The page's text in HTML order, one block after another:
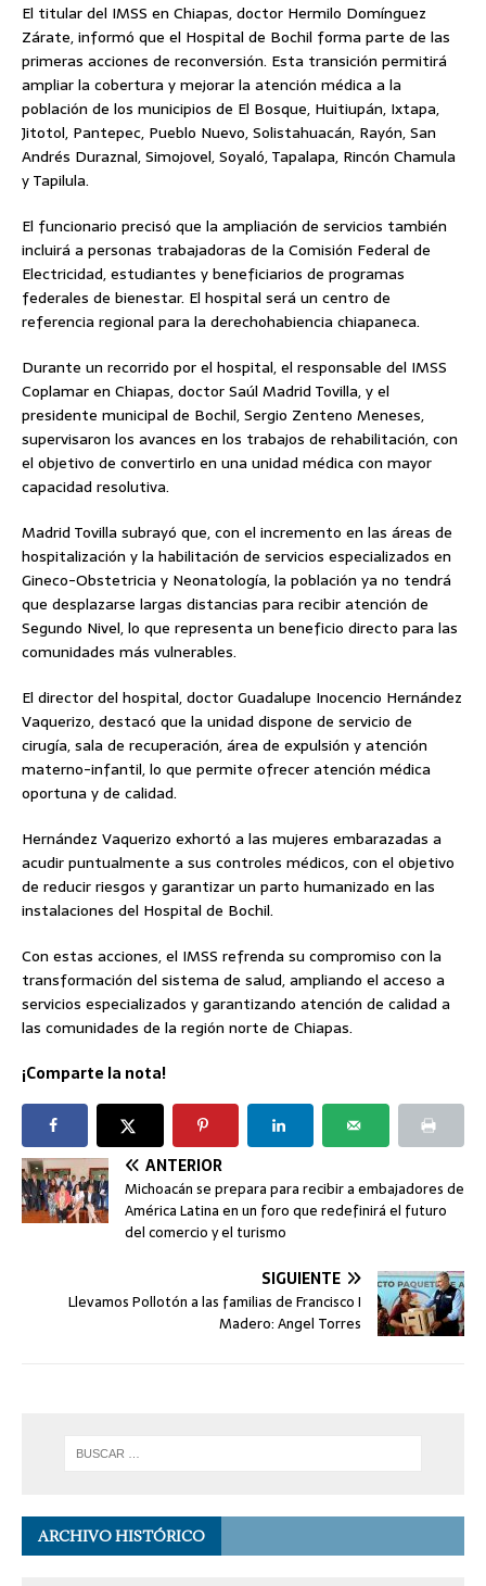
El titular del IMSS en Chiapas, doctor Hermilo Domínguez
Zárate, informó que el Hospital de Bochil forma parte de las
primeras acciones de reconversión. Esta transición permitirá
ampliar la cobertura y mejorar la atención médica a la
población de los municipios de El Bosque, Huitiupán, Ixtapa,
Jitotol, Pantepec, Pueblo Nuevo, Solistahuacán, Rayón, San
Andrés Duraznal, Simojovel, Soyaló, Tapalapa, Rincón Chamula
y Tapilula.
El funcionario precisó que la ampliación de servicios también
incluirá a personas trabajadoras de la Comisión Federal de
Electricidad, estudiantes y beneficiarios de programas
federales de bienestar. El hospital será un centro de
referencia regional para la derechohabiencia chiapaneca.
Durante un recorrido por el hospital, el responsable del IMSS
Coplamar en Chiapas, doctor Saúl Madrid Tovilla, y el
presidente municipal de Bochil, Sergio Zenteno Meneses,
supervisaron los avances en los trabajos de rehabilitación, con
el objetivo de convertirlo en una unidad médica con mayor
capacidad resolutiva.
Madrid Tovilla subrayó que, con el incremento en las áreas de
hospitalización y la habilitación de servicios especializados en
Gineco-Obstetricia y Neonatología, la población ya no tendrá
que desplazarse largas distancias para recibir atención de
Segundo Nivel, lo que representa un beneficio directo para las
comunidades más vulnerables.
El director del hospital, doctor Guadalupe Inocencio Hernández
Vaquerizo, destacó que la unidad dispone de servicio de
cirugía, sala de recuperación, área de expulsión y atención
materno-infantil, lo que permite ofrecer atención médica
oportuna y de calidad.
Hernández Vaquerizo exhortó a las mujeres embarazadas a
acudir puntualmente a sus controles médicos, con el objetivo
de reducir riesgos y garantizar un parto humanizado en las
instalaciones del Hospital de Bochil.
Con estas acciones, el IMSS refrenda su compromiso con la
transformación del sistema de salud, ampliando el acceso a
servicios especializados y garantizando atención de calidad a
las comunidades de la región norte de Chiapas.
¡Comparte la nota!
ANTERIOR
Michoacán se prepara para recibir a embajadores de
América Latina en un foro que redefinirá el futuro
del comercio y el turismo
SIGUIENTE
Llevamos Pollotón a las familias de Francisco I
Madero: Angel Torres
ARCHIVO HISTÓRICO